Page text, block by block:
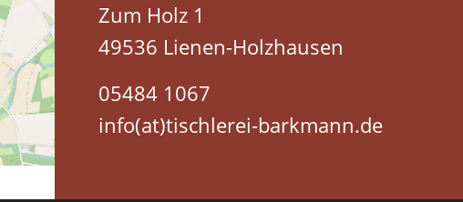
Zum Holz 1
49536 Lienen-Holzhausen
05484 1067
info(at)tischlerei-barkmann.de